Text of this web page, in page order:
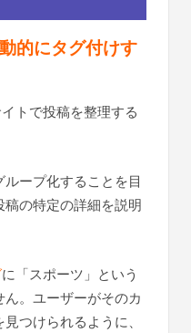
的にタグ付けす
トで投稿を整理する
ープ化することを目
の特定の詳細を説明
に「スポーツ」という
。ユーザーがそのカ
つけられるように、